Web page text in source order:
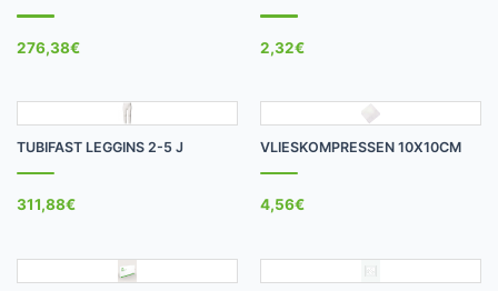
276,38€ 2,32€
TUBIFAST LEGGINS 2-5 J
311,88€
VLIESKOMPRESSEN 10X10CM
4,56€